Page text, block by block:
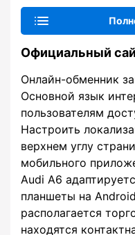
Официальный
Онлайн-обменник
Основной язык
пользователям
Настроить
верхнем углу
мобильного
Audi A6
планшеты на
располагается
находятся